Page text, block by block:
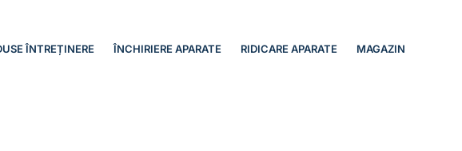
ÎNTREȚINERE ÎNCHIRIERE APARATE RIDICARE APARATE MAGAZIN